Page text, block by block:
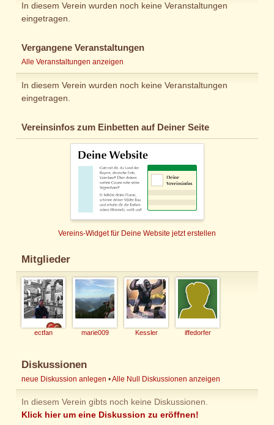
In diesem Verein wurden noch keine Veranstaltungen
eingetragen.
Vergangene Veranstaltungen
Alle Veranstaltungen anzeigen
In diesem Verein wurden noch keine Veranstaltungen
eingetragen.
Vereinsinfos zum Einbetten auf Deiner Seite
Vereins-Widget für Deine Website jetzt erstellen
Mitglieder
ectfan marie009 Kessler iffedorfer
Diskussionen
neue Diskussion anlegen •Alle Null Diskussionen anzeigen
In diesem Verein gibts noch keine Diskussionen.
Klick hier um eine Diskussion zu eröffnen!